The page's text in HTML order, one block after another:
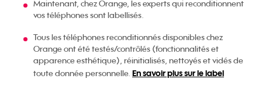
Maintenant, chez Orange, les experts qui reconditionnent
vos téléphones sont labellisés.
Tous les téléphones reconditionnés disponibles chez
Orange ont été testés/contrôlés (fonctionnalités et
apparence esthétique), réinitialisés, nettoyés et vidés de
toute donnée personnelle. En savoir plus sur le label